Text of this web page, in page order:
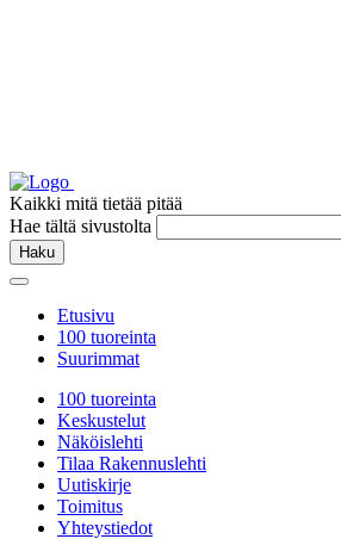
Kaikki mitä tietää pitää
Hae tältä sivustolta
Haku
Etusivu
100 tuoreinta
Suurimmat
100 tuoreinta
Keskustelut
Näköislehti
Tilaa Rakennuslehti
Uutiskirje
Toimitus
Yhteystiedot